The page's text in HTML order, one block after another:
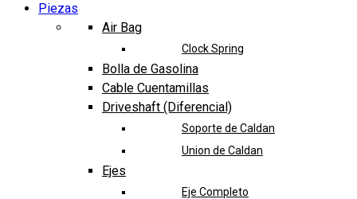
Piezas
Air Bag
Clock Spring
Bolla de Gasolina
Cable Cuentamillas
Driveshaft (Diferencial)
Soporte de Caldan
Union de Caldan
Ejes
Eje Completo